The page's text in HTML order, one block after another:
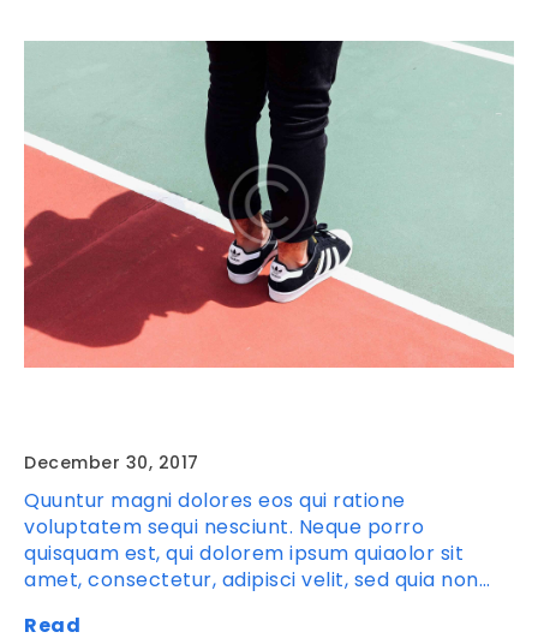
December 30, 2017
Quuntur magni dolores eos qui ratione
voluptatem sequi nesciunt. Neque porro
quisquam est, qui dolorem ipsum quiaolor sit
amet, consectetur, adipisci velit, sed quia non…
Read